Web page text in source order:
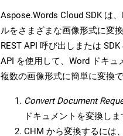
Aspose.Words Cloud SDK は
ルをさまざまな画像形式に変
REST API 呼び出しまたは
API を使用して、Word ドキュ
複数の画像形式に簡単に変換で
Convert Document
ドキュメントを変換しま
CHM から変換するには